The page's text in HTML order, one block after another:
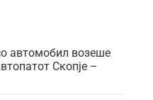
автомобил возеше
Скопје –